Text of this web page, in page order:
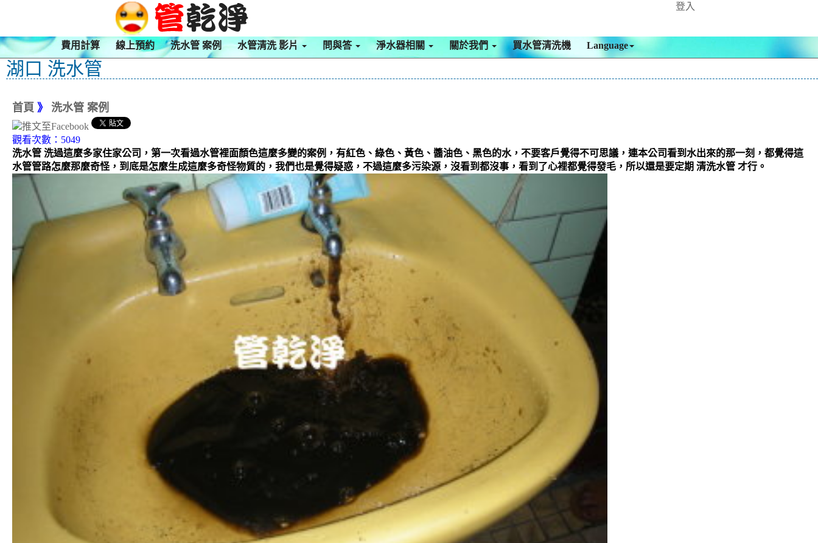
登入
費用計算 線上預約 洗水管 案例 水管清洗 影片 問與答 淨水器相關 關於我們 買水管清洗機 Language
湖口 洗水管
首頁 》 洗水管 案例
觀看次數：5049
洗水管 洗過這麼多家住家公司，第一次看過水管裡面顏色這麼多變的案例，有紅色、綠色、黃色、醬油色、黑色的水，不要客戶覺得不可思議，連本公司看到水出來的那一刻，都覺得這
水管管路怎麼那麼奇怪，到底是怎麼生成這麼多奇怪物質的，我們也是覺得疑惑，不過這麼多污染源，沒看到都沒事，看到了心裡都覺得發毛，所以還是要定期 清洗水管 才行。